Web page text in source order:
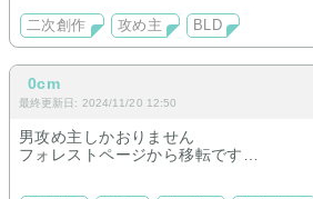
ジャンル：twst（リドフロ、監攻め、夢）
二次創作 攻め主 BLD
0cm
最終更新日: 2024/11/20 12:50
男攻め主しかおりません
フォレストページから移転です